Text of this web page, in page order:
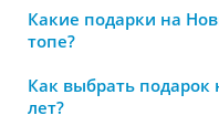
Какие подарки на
топе?
Как выбрать подарок
лет?